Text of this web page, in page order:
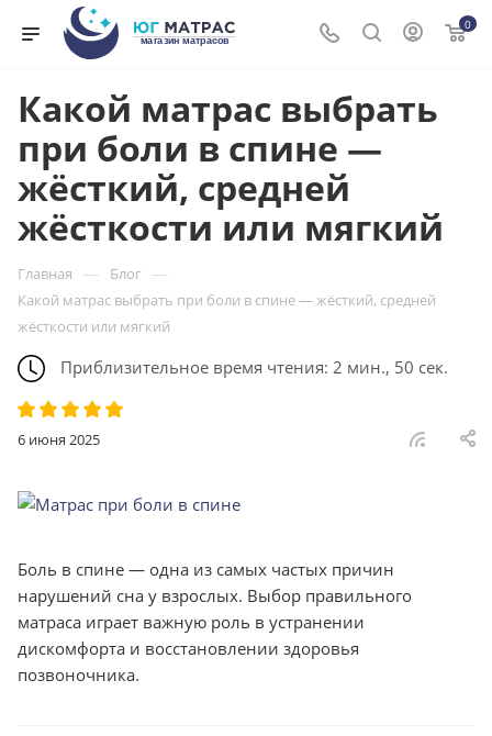
0
Какой матрас выбрать
при боли в спине —
жёсткий, средней
жёсткости или мягкий
Главная — Блог —
Какой матрас выбрать при боли в спине — жёсткий, средней
жёсткости или мягкий
Приблизительное время чтения: 2 мин., 50 сек.
6 июня 2025
Боль в спине — одна из самых частых причин
нарушений сна у взрослых. Выбор правильного
матраса играет важную роль в устранении
дискомфорта и восстановлении здоровья
позвоночника.